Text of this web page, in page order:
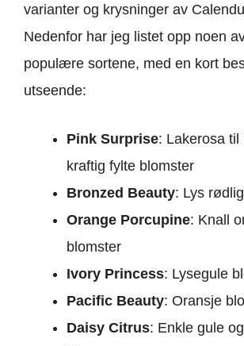
varianter og krysninger av
Nedenfor har jeg listet opp noen
populære sortene, med en kort
utseende:
Pink Surprise: Lakerosa til
kraftig fylte blomster
Bronzed Beauty: Lys
Orange Porcupine: Knall
blomster
Ivory Princess: Lysegule
Pacific Beauty: Oransje
Daisy Citrus: Enkle gule